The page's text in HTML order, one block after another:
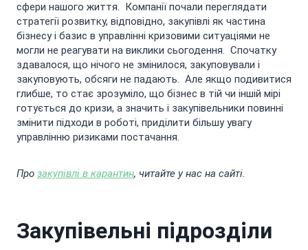
сфери нашого життя. Компанії почали переглядати
стратегії розвитку, відповідно, закупівлі як частина
бізнесу і базис в управлінні кризовими ситуаціями не
могли не реагувати на виклики сьогодення. Спочатку
здавалося, що нічого не змінилося, закуповували і
закуповують, обсяги не падають. Але якщо подивитися
глибше, то стає зрозуміло, що бізнес в тій чи іншій мірі
готується до кризи, а значить і закупівельники повинні
змінити підходи в роботі, приділити більшу увагу
управлінню ризиками постачання.
Про закупівлі в карантин, читайте у нас на сайті.
Закупівельні підрозділи